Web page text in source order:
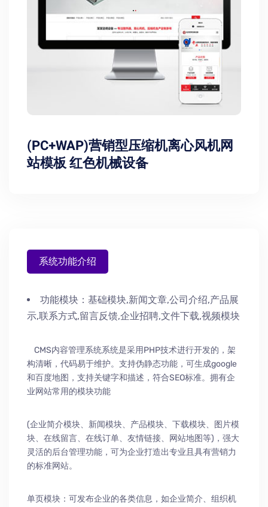
(PC+WAP)营销型压缩机离心风机网
站模板 红色机械设备
系统功能介绍
功能模块： 基础模块,新闻文章,公司介绍,产品展
示,联系方式,留言反馈,企业招聘,文件下载,视频模块
CMS内容管理系统系统是采用PHP技术进行开发的，架
构清晰，代码易于维护。支持伪静态功能，可生成google
和百度地图，支持关键字和描述，符合SEO标准。拥有企
业网站常用的模块功能
(企业简介模块、新闻模块、产品模块、下载模块、图片模
块、在线留言、在线订单、友情链接、网站地图等)，强大
灵活的后台管理功能，可为企业打造出专业且具有营销力
的标准网站。
单页模块：可发布企业的各类信息，如企业简介、组织机